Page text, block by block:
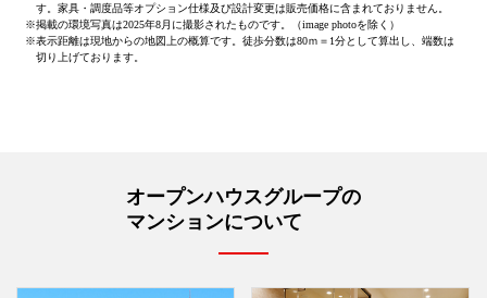
す。家具・調度品等オプション仕様及び設計変更は販売価格に含まれておりません。
※掲載の環境写真は2025年8月に撮影されたものです。（image photoを除く）
※表示距離は現地からの地図上の概算です。徒歩分数は80ｍ＝1分として算出し、端数は
切り上げております。
オープンハウスグループの
マンションについて